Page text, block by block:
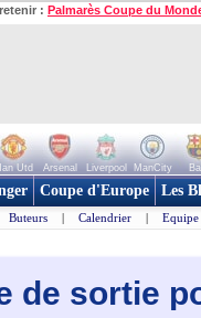
: Palmarès Coupe du
Utd Arsenal Liverpool ManCity
Coupe d'Europe Les
Buteurs | Calendrier | Equipe
de sortie